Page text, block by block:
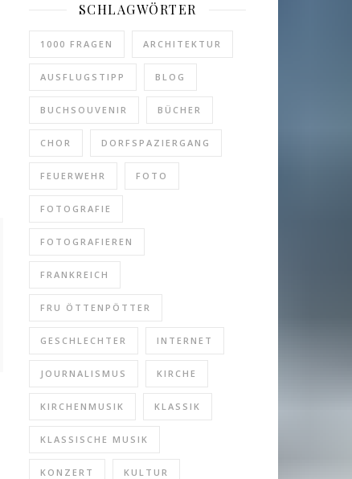
SCHLAGWÖRTER
1000 FRAGEN ARCHITEKTUR
AUSFLUGSTIPP BLOG
BUCHSOUVENIR BÜCHER
CHOR DORFSPAZIERGANG
FEUERWEHR FOTO
FOTOGRAFIE
FOTOGRAFIEREN
FRANKREICH
FRU ÖTTENPÖTTER
GESCHLECHTER INTERNET
JOURNALISMUS KIRCHE
KIRCHENMUSIK KLASSIK
KLASSISCHE MUSIK
KONZERT KULTUR